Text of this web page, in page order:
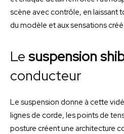
scène avec contrôle, en laissant
du modèle et aux sensations
Le suspension
conducteur
Le suspension donne à cette
lignes de corde, les points de
posture créent une architecture